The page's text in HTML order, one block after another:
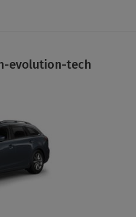
evolution-tech